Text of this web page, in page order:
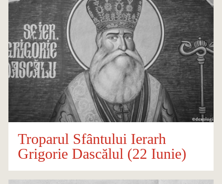
Troparul Sfântului Ierarh
Grigorie Dascălul (22 Iunie)